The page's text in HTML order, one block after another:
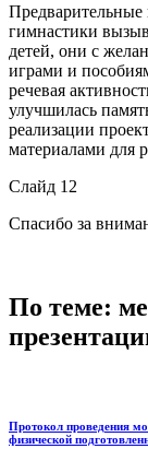
Предварительные
гимнастики
детей, они с
играми и
речевая
улучшилась
реализации
материалами для
Слайд 12
Спасибо за
По теме:
Протокол проведения
физической